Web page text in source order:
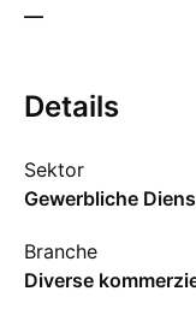
—
Details
Sektor
Gewerbliche
Branche
Diverse